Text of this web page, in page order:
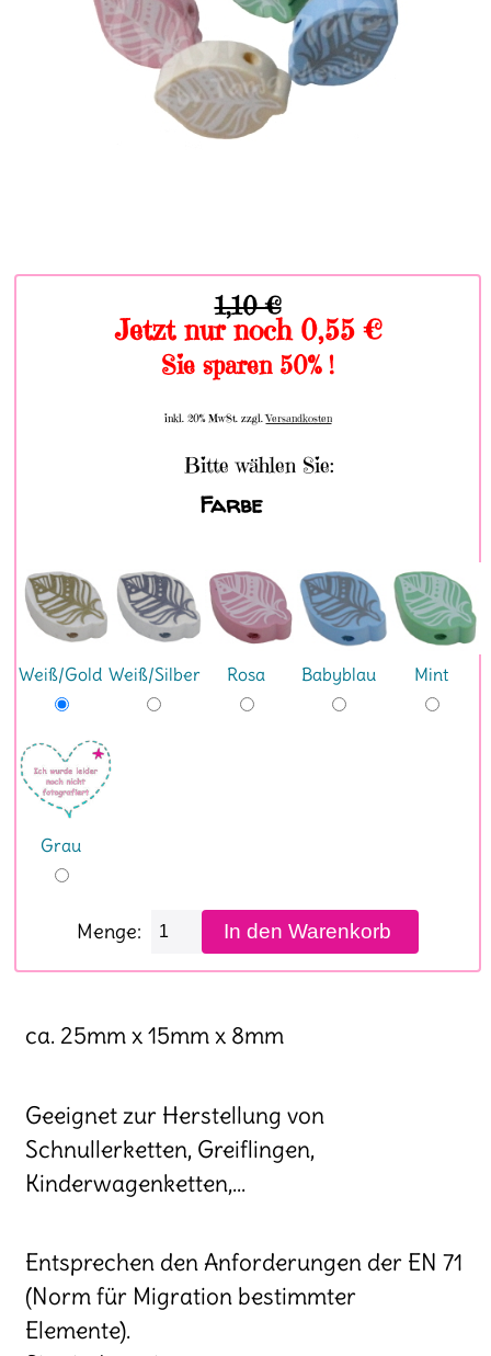
1,10 €
Jetzt nur noch 0,55 €
Sie sparen 50% !
inkl. 20% MwSt. zzgl.Versandkosten
Bitte wählen Sie:
Farbe
Weiß/Gold Weiß/Silber Rosa Babyblau Mint
Grau
Menge:
ca. 25mm x 15mm x 8mm
Geeignet zur Herstellung von
Schnullerketten, Greiflingen,
Kinderwagenketten,...
Entsprechen den Anforderungen der EN 71
(Norm für Migration bestimmter
Elemente).